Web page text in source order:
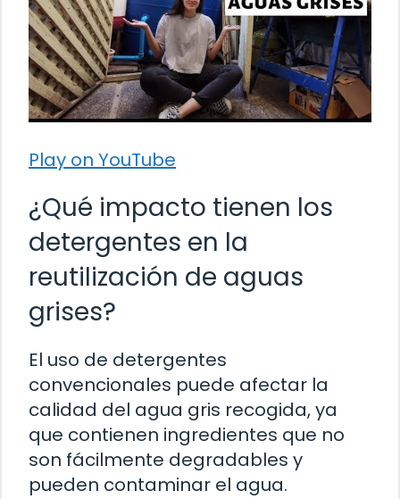
Play on YouTube
¿Qué impacto tienen los
detergentes en la
reutilización de aguas
grises?
El uso de detergentes
convencionales puede afectar la
calidad del agua gris recogida, ya
que contienen ingredientes que no
son fácilmente degradables y
pueden contaminar el agua.